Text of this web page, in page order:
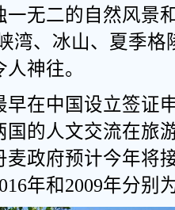
无二的自然风景
湾、冰山、夏季
神往。
在中国设立签证
国的人文交流在旅
麦政府预计今年将
年和2009年分别